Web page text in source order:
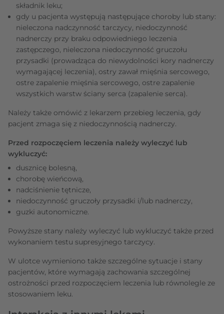
składnik leku;
gdy u pacjenta występują następujące choroby lub stany:
nieleczona nadczynność tarczycy, niedoczynność
nadnerczy przy braku odpowiedniego leczenia
zastępczego, nieleczona niedoczynność gruczołu
przysadki (prowadząca do niewydolności kory nadnerczy
wymagającej leczenia), ostry zawał mięśnia sercowego,
ostre zapalenie mięśnia sercowego, ostre zapalenie
wszystkich warstw ściany serca (zapalenie serca).
Należy także omówić z lekarzem przebieg leczenia, gdy
pacjent zmaga się z niedoczynnością nadnerczy.
Przed rozpoczęciem leczenia należy wyleczyć lub
wykluczyć:
dusznicę bolesną,
chorobę wieńcową,
nadciśnienie tętnicze,
niedoczynność gruczoły przysadki i/lub nadnerczy,
guzki autonomiczne.
Powyższe stany należy wyleczyć lub wykluczyć także przed
wykonaniem testu supresyjnego tarczycy.
W ulotce wymieniono także szczególne sytuacje i stany
pacjentów, które wymagają zachowania szczególnej
ostrożności przed rozpoczęciem leczenia lub równolegle ze
stosowaniem leku.